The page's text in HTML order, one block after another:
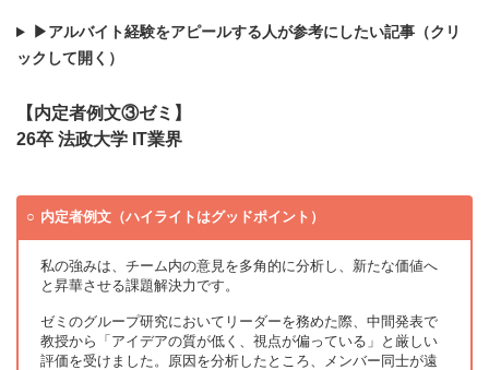
▶アルバイト経験をアピールする人が参考にしたい記事（クリ
ックして開く）
【内定者例文③ゼミ】
26卒 法政大学 IT業界
内定者例文（ハイライトはグッドポイント）
私の強みは、チーム内の意見を多角的に分析し、新たな価値へ
と昇華させる課題解決力です。
ゼミのグループ研究においてリーダーを務めた際、中間発表で
教授から「アイデアの質が低く、視点が偏っている」と厳しい
評価を受けました。原因を分析したところ、メンバー同士が遠